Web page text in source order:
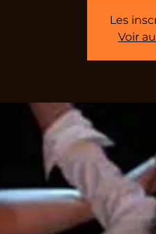
Les
Voir